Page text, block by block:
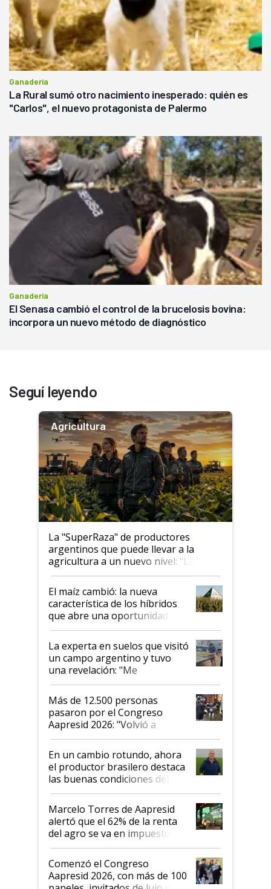
Ganadería
La Rural sumó otro nacimiento inesperado: quién es
"Carlos", el nuevo protagonista de Palermo
Ganadería
El Senasa cambió el control de la brucelosis bovina:
incorpora un nuevo método de diagnóstico
Seguí leyendo
Agricultura
La "SuperRaza" de productores
argentinos que puede llevar a la
agricultura a un nuevo nivel: "Las
posibilidades de crecimiento son
infinitas"
El maíz cambió: la nueva
característica de los híbridos
que abre una oportunidad en
el lote
La experta en suelos que visitó
un campo argentino y tuvo
una revelación: "Me
impresionó mucho"
Más de 12.500 personas
pasaron por el Congreso
Aapresid 2026: "Volvió a
demostrar que hablar del
suelo es hablar de todo el
sistema productivo"
En un cambio rotundo, ahora
el productor brasilero destaca
las buenas condiciones del
agro argentino para invertir:
"Los veo más motivados"
Marcelo Torres de Aapresid
alertó que el 62% de la renta
del agro se va en impuestos:
"No es bueno que en
Argentina se sigan discutiendo
las mismas cosas de hace 50
años"
Comenzó el Congreso
Aapresid 2026, con más de 100